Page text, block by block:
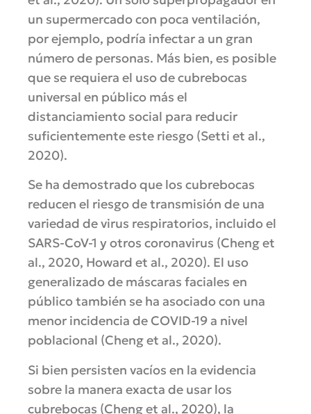
un supermercado con poca ventilación,
por ejemplo, podría infectar a un gran
número de personas. Más bien, es posible
que se requiera el uso de cubrebocas
universal en público más el
distanciamiento social para reducir
suficientemente este riesgo (Setti et al.,
2020).
Se ha demostrado que los cubrebocas
reducen el riesgo de transmisión de una
variedad de virus respiratorios, incluido el
SARS-CoV-1 y otros coronavirus (Cheng et
al., 2020, Howard et al., 2020). El uso
generalizado de máscaras faciales en
público también se ha asociado con una
menor incidencia de COVID-19 a nivel
poblacional (Cheng et al., 2020).
Si bien persisten vacíos en la evidencia
sobre la manera exacta de usar los
cubrebocas (Cheng et al., 2020), la